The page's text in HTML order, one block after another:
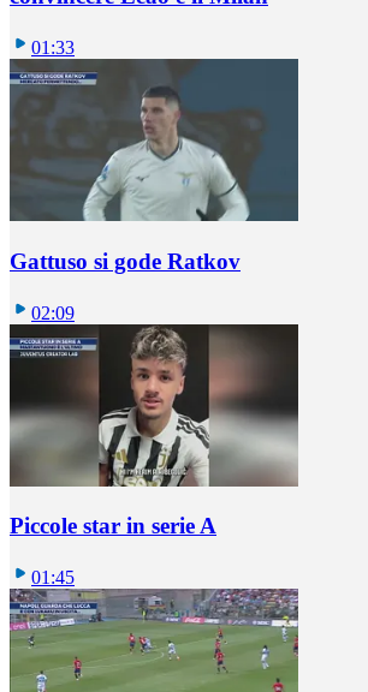
01:33
Gattuso si gode Ratkov
02:09
Piccole star in serie A
01:45